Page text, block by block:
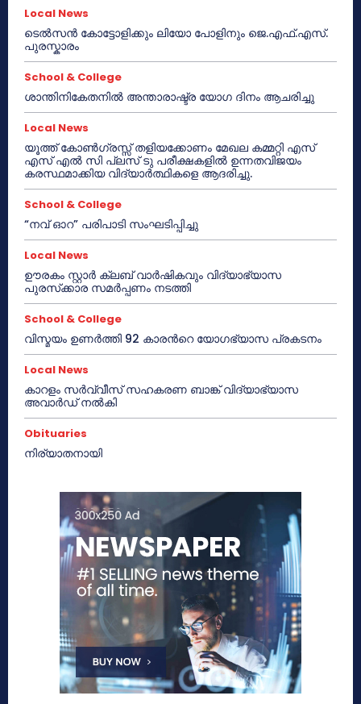
Local News
ടെൽസൻ കോട്ടോളിക്കും ലിയോ പോളിനും ജെ.എഫ്.എസ്.
പുരസ്കാരം
School & College
ശാന്തിനികേതനിൽ അന്താരാഷ്ട്ര യോഗ ദിനം ആചരിച്ചു
Local News
യൂത്ത് കോൺഗ്രസ്സ് തളിയക്കോണം മേഖല കമ്മറ്റി എസ്
എസ് എൽ സി പ്ലസ് ടു പരീക്ഷകളിൽ ഉന്നതവിജയം
കരസ്ഥമാക്കിയ വിദ്യാർത്ഥികളെ ആദരിച്ചു.
School & College
“നവ് ഓറ” പരിപാടി സംഘടിപ്പിച്ചു
Local News
ഊരകം സ്റ്റാർ ക്ലബ് വാർഷികവും വിദ്യാഭ്യാസ
പുരസ്‌ക്കാര സമർപ്പണം നടത്തി
School & College
വിസ്മയം ഉണർത്തി 92 കാരൻറെ യോഗഭ്യാസ പ്രകടനം
Local News
കാറളം സർവ്വീസ് സഹകരണ ബാങ്ക് വിദ്യാഭ്യാസ
അവാർഡ് നൽകി
Obituaries
നിര്യാതനായി